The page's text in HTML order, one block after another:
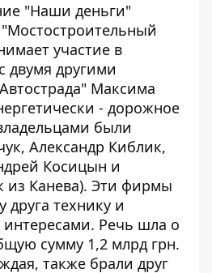
"Наши деньги"
участие в
двумя другими
Максима
- дорожное
были
Александр Киблик,
Косицын и
из Канева). Эти фирмы
друга технику и
Речь шла о
сумму 1,2 млрд грн.
также брали друг